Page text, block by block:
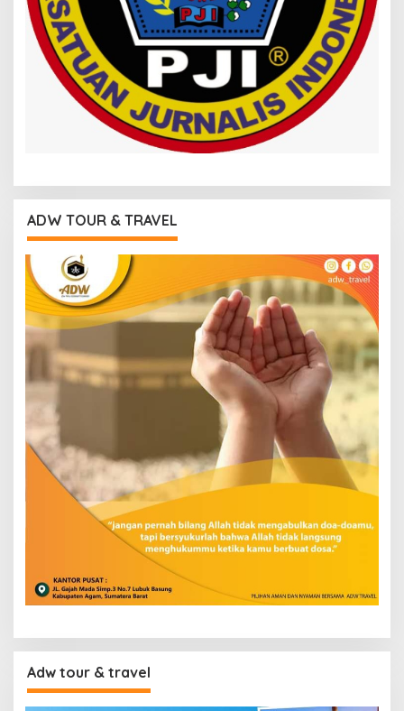
ADW TOUR & TRAVEL
Adw tour & travel